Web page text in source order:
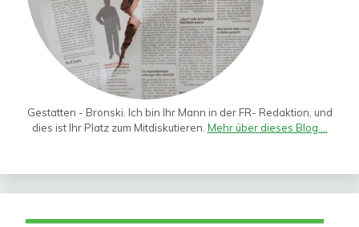
Gestatten - Bronski. Ich bin Ihr Mann in der FR- Redaktion, und
dies ist Ihr Platz zum Mitdiskutieren. Mehr über dieses Blog ...